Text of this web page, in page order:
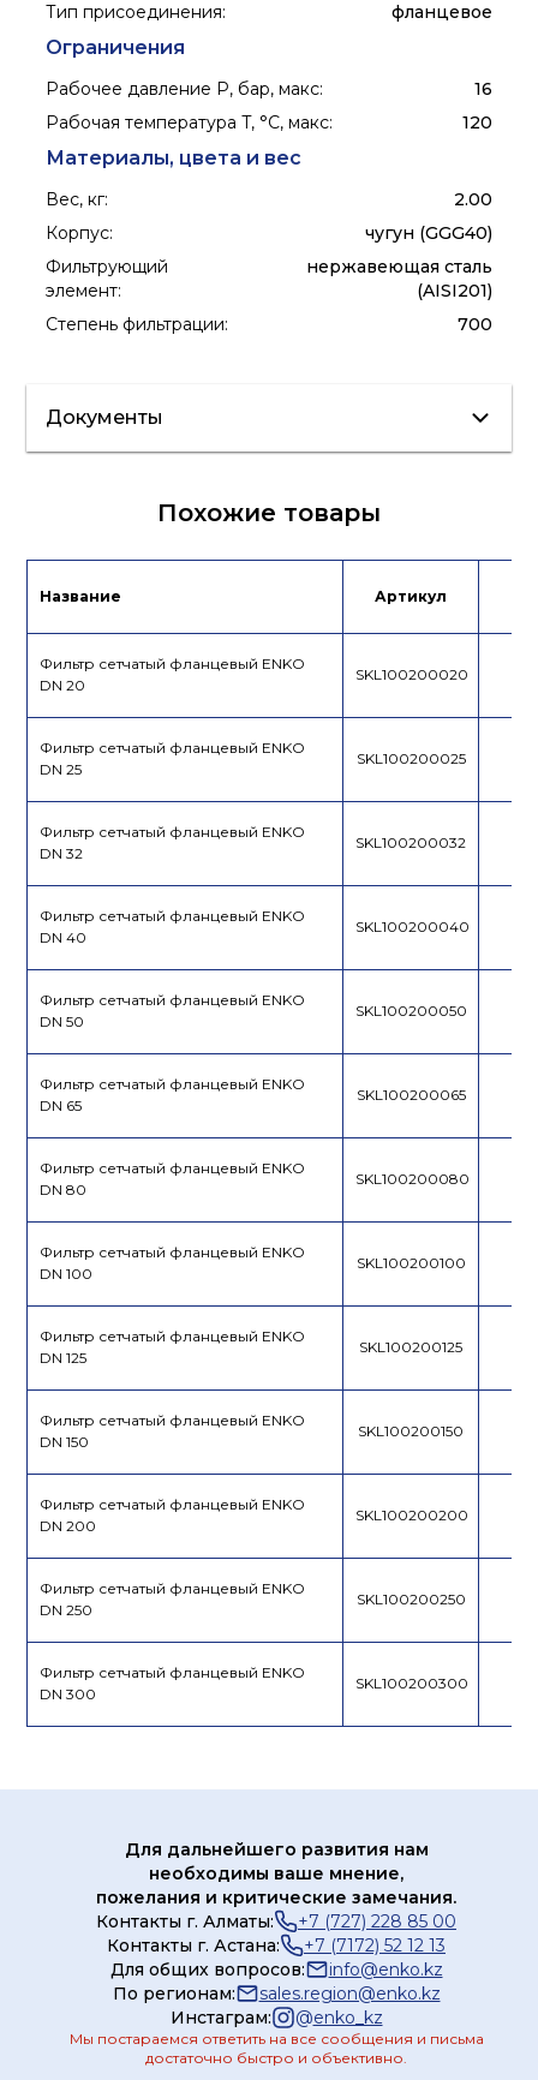
Тип присоединения: фланцевое
Ограничения
Рабочее давление P, бар, макс:
16
Рабочая температура T, °C, макс: 120
Материалы, цвета и вес
Вес, кг:
2.00
Корпус:
чугун (GGG40)
Фильтрующий
элемент:
нержавеющая сталь
(AISI201)
Степень фильтрации: 700
Документы
Декларация
Паспорт
Похожие товары
Название Артикул
Фильтр сетчатый фланцевый ENKO
DN 20
SKL100200020
Фильтр сетчатый фланцевый ENKO
DN 25
SKL100200025
Фильтр сетчатый фланцевый ENKO
DN 32
SKL100200032
Фильтр сетчатый фланцевый ENKO
DN 40
SKL100200040
Фильтр сетчатый фланцевый ENKO
DN 50
SKL100200050
Фильтр сетчатый фланцевый ENKO
DN 65
SKL100200065
Фильтр сетчатый фланцевый ENKO
DN 80
SKL100200080
Фильтр сетчатый фланцевый ENKO
DN 100
SKL100200100
Фильтр сетчатый фланцевый ENKO
DN 125
SKL100200125
Фильтр сетчатый фланцевый ENKO
DN 150
SKL100200150
Фильтр сетчатый фланцевый ENKO
DN 200
SKL100200200
Фильтр сетчатый фланцевый ENKO
DN 250
SKL100200250
Фильтр сетчатый фланцевый ENKO
DN 300
SKL100200300
Для дальнейшего развития нам
необходимы ваше мнение,
пожелания и критические замечания.
Контакты г. Алматы:
+7 (727) 228 85 00
Контакты г. Астана:
+7 (7172) 52 12 13
Для общих вопросов:
info@enko.kz
По регионам:
sales.region@enko.kz
Инстаграм:
@enko_kz
Мы постараемся ответить на все сообщения и письма
достаточно быстро и объективно.